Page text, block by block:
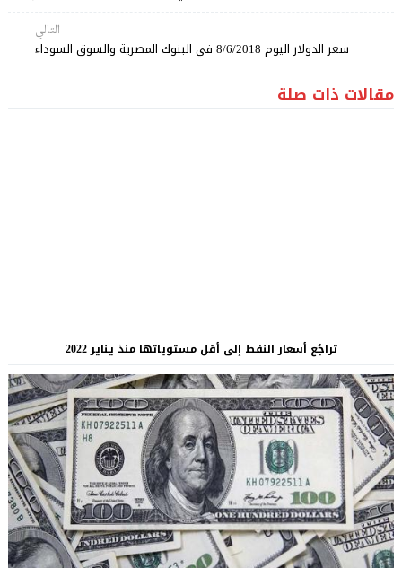
التالي
سعر الدولار اليوم 8/6/2018 في البنوك المصرية والسوق السوداء
مقالات ذات صلة
تراجُع أسعار النفط إلى أقل مستوياتها منذ يناير 2022